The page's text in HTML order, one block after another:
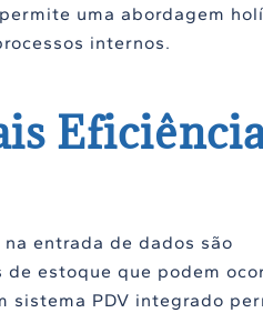
uma abordagem
internos.
entrada de dados são
estoque que podem
sistema PDV integrado